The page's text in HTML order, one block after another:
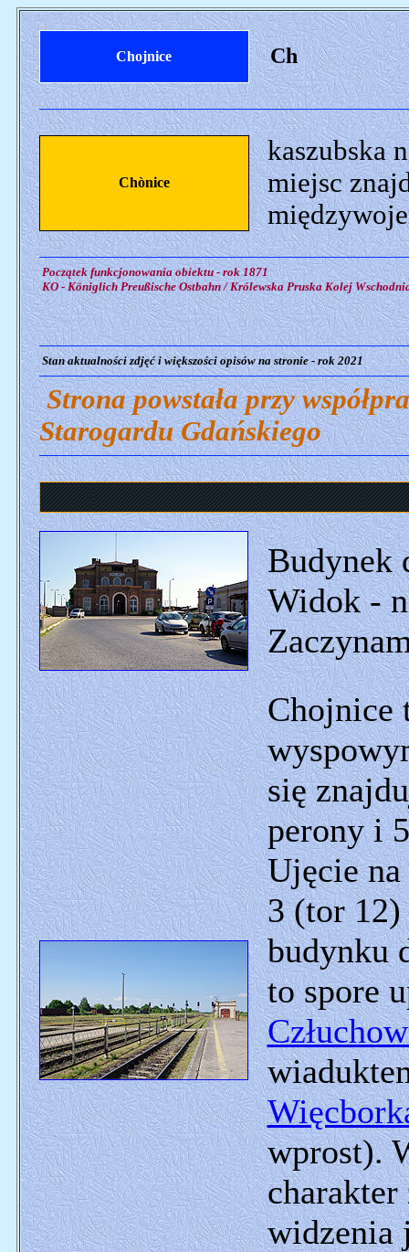
Chojnice Ch
Chònice
kaszubska
miejsc
Początek funkcjonowania obiektu - rok 1871
KO - Königlich Preußische Ostbahn / Królewska Pruska Kolej
Stan aktualności zdjęć i większości opisów na stronie - rok 2021
Strona powstała przy
Starogardu Gdańskiego
Königlich
Budynek
Widok -
Chojnice
się
perony i
Ujęcie na
3 (tor 12)
budynku
to spore
wprost).
widzenia